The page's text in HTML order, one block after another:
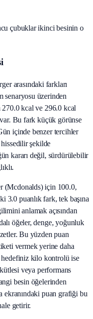
çubuklar ikinci besinin o
arasındaki farkları
senaryosu üzerinden
270.0 kcal ve 296.0 kcal
Bu fark küçük görünse
içinde benzer tercihler
hissedilir şekilde
kararı değil, sürdürülebilir
(Mcdonalds) için 100.0,
3.0 puanlık fark, tek başına
anlamak açısından
öğeler, denge, yoğunluk
Bu yüzden puan
vermek yerine daha
kilo kontrolü ise
veya performans
besin öğelerinden
ekranındaki puan grafiği bu
getirir.